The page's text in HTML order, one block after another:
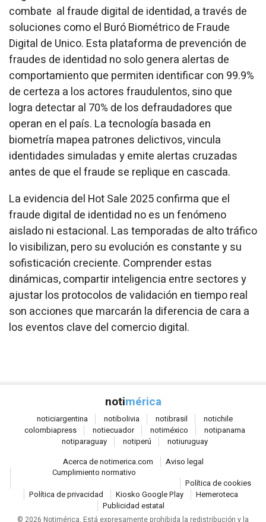
combate al fraude digital de identidad, a través de
soluciones como el Buró Biométrico de Fraude
Digital de Unico. Esta plataforma de prevención de
fraudes de identidad no solo genera alertas de
comportamiento que permiten identificar con 99.9%
de certeza a los actores fraudulentos, sino que
logra detectar al 70% de los defraudadores que
operan en el país. La tecnología basada en
biometría mapea patrones delictivos, vincula
identidades simuladas y emite alertas cruzadas
antes de que el fraude se replique en cascada.
La evidencia del Hot Sale 2025 confirma que el
fraude digital de identidad no es un fenómeno
aislado ni estacional. Las temporadas de alto tráfico
lo visibilizan, pero su evolución es constante y su
sofisticación creciente. Comprender estas
dinámicas, compartir inteligencia entre sectores y
ajustar los protocolos de validación en tiempo real
son acciones que marcarán la diferencia de cara a
los eventos clave del comercio digital.
notimérica
noticiargentina notibolivia notibrasil notichile
colombiapress notiecuador notiméxico notipanama
notiparaguay notiperú notiuruguay
Acerca de notimerica.com
Aviso legal
Cumplimiento normativo
Política de cookies
Política de privacidad
Kiosko Google Play
Hemeroteca
Publicidad estatal
© 2026 Notimérica. Está expresamente prohibida la redistribución y la